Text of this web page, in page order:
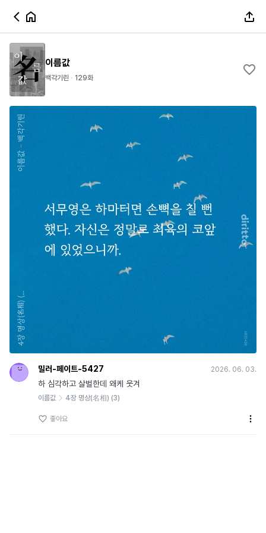
이름값
백각기린 129화
밀러-페이트-5427 2026. 06. 03.
하 심각하고 살벌한데 왜케 웃겨
이름값 4장 명상(名相) (3)
좋아요